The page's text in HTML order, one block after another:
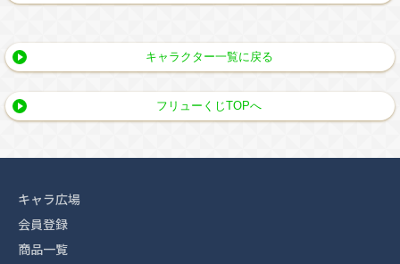
キャラクター一覧に戻る
フリューくじTOPへ
キャラ広場
会員登録
商品一覧